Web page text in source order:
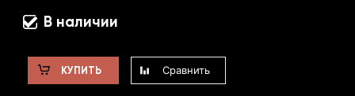
В наличии
КУПИТЬ Сравнить